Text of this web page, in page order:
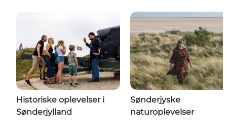
Historiske oplevelser i
Sønderjylland
Sønderjyske
naturoplevelser